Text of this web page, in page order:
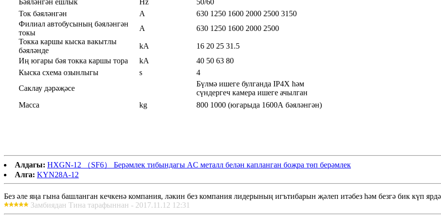
Бәяләнгән ешлык
Hz
50/60
Ток бәяләнгән
A
630 1250 1600 2000 2500 3150
Филиал автобусының бәяләнгән
токы
A
630 1250 1600 2000 2500
Токка каршы кыска вакытлы
бәяләнде
kA
16 20 25 31.5
Иң югары бәя токка каршы тора
kA
40 50 63 80
Кыска схема озынлыгы
s
4
Саклау дәрәҗәсе
Бүлмә ишеге булганда IP4X һәм
сүндергеч камера ишеге ачылган
Масса
kg 800 1000 (югарыда 1600А бәяләнгән)
Алдагы: HXGN-12 （SF6） Берәмлек тибындагы AC металл белән капланган боҗра төп берәмлек
Алга: KYN28A-12
Без әле яңа гына башланган кечкенә компания, ләкин без компания лидерының игътибарын җәлеп итәбез һәм безгә бик күп
Замбиядан Тина тарафыннан - 2017.11.12 12:31